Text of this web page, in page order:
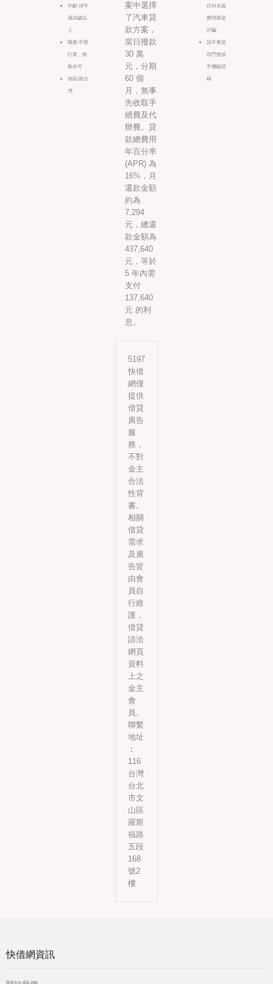
年齡:須年
滿18歲以
上
職業:不限
行業，無
業亦可
地區:限台
灣
案中選擇
了汽車貸
款方案，
當日撥款
30 萬
元，分期
60 個
月，無事
先收取手
續費及代
辦費。貸
款總費用
年百分率
(APR) 為
16%，月
還款金額
約為
7,294
元，總還
款金額為
437,640
元，等於
5 年內需
支付
137,640
元 的利
息。
任何名義
費用都是
詐騙
請不要提
供門號或
手機驗證
碼
5197
快借
網僅
提供
借貸
廣告
服
務，
不對
金主
合法
性背
書。
相關
借貸
需求
及廣
告皆
由會
員自
行維
護，
借貸
請洽
網頁
資料
上之
金主
會
員。
聯繫
地址
︰
116
台灣
台北
市文
山區
羅斯
福路
五段
168
號2
樓
快借網資訊